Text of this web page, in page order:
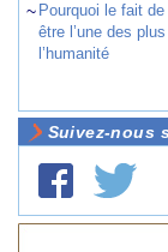
~ Pourquoi le fait
être l’une des
l’humanité
Suivez-nous